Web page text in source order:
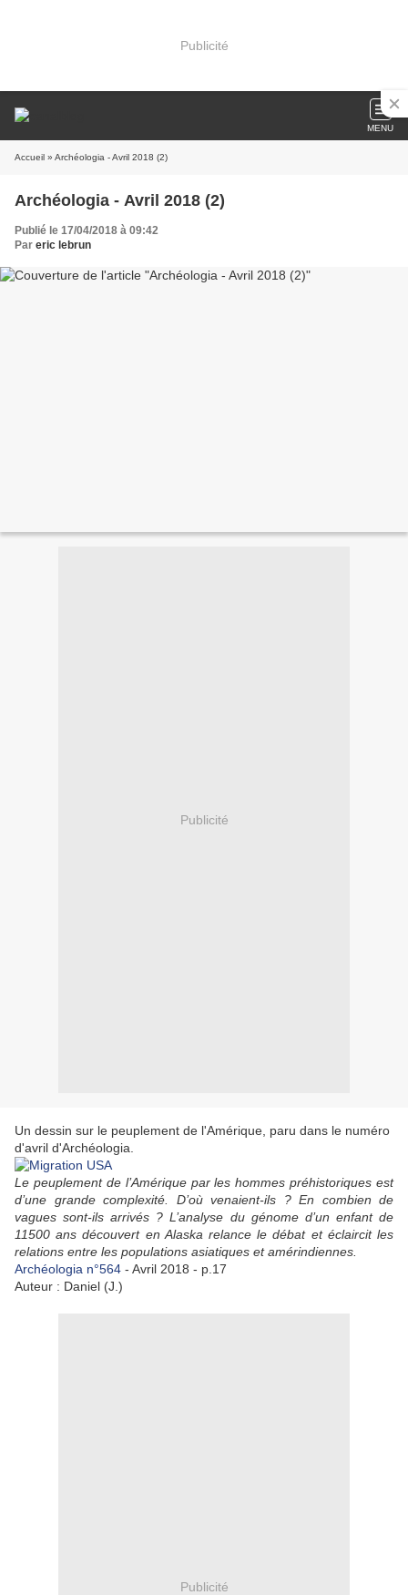
Publicité
MENU
Accueil » Archéologia - Avril 2018 (2)
Archéologia - Avril 2018 (2)
Publié le 17/04/2018 à 09:42
Par eric lebrun
Publicité
Un dessin sur le peuplement de l'Amérique, paru dans le numéro
d'avril d'Archéologia.
Le peuplement de l’Amérique par les hommes préhistoriques est
d’une grande complexité. D’où venaient-ils ? En combien de
vagues sont-ils arrivés ? L’analyse du génome d’un enfant de
11500 ans découvert en Alaska relance le débat et éclaircit les
relations entre les populations asiatiques et amérindiennes.
Archéologia n°564 - Avril 2018 - p.17
Auteur : Daniel (J.)
Publicité